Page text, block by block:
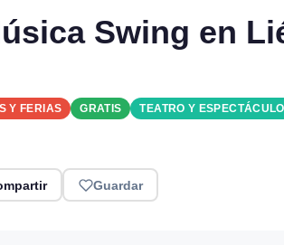
Swing en
Y FERIAS GRATIS TEATRO Y
Guardar